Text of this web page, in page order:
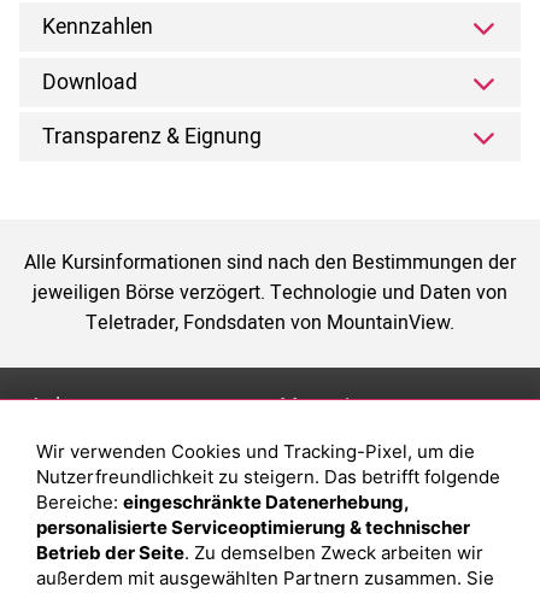
Kennzahlen
Download
Transparenz & Eignung
Alle Kursinformationen sind nach den Bestimmungen der
jeweiligen Börse verzögert. Technologie und Daten von
Teletrader, Fondsdaten von MountainView.
Anlage
Depot eröffnen
Depot vergleichen
Junior Depot
Top-Seller-Fonds
Magazin
Was sind sind ETFs?
Sparplan Vorteile
Was ist ein Fonds?
Wir verwenden Cookies und Tracking-Pixel, um die
Nutzerfreundlichkeit zu steigern. Das betrifft folgende
Bereiche: eingeschränkte Datenerhebung,
personalisierte Serviceoptimierung & technischer
Betrieb der Seite. Zu demselben Zweck arbeiten wir
außerdem mit ausgewählten Partnern zusammen. Sie